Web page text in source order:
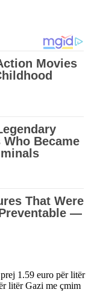
1.59 euro për litër
litër Gazi me çmim